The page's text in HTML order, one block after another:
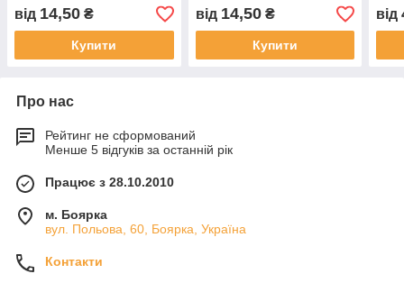
від 14,50 ₴
Купити
від 14,50₴
Купити
від
Про нас
Рейтинг не сформований
Менше 5 відгуків за останній рік
Працює з 28.10.2010
м. Боярка
вул. Польова, 60, Боярка, Україна
Контакти